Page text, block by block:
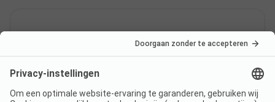
Ligt Family-Camp-Kellerwiehl